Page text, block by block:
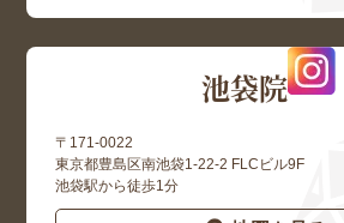
池袋院
〒171-0022
東京都豊島区南池袋1-22-2 FLCビル9F
池袋駅から徒歩1分